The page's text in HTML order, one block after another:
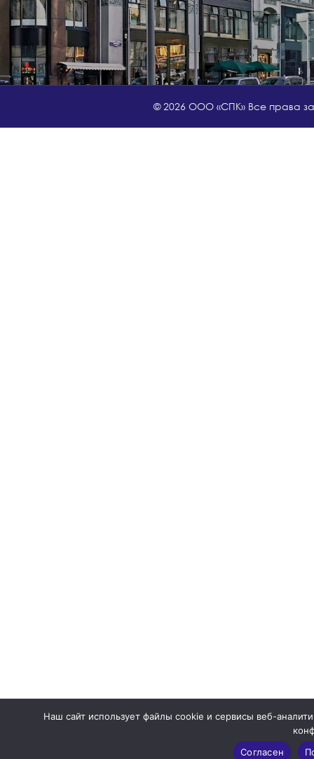
© 2026 ООО «СПК» Все права
Наш сайт использует файлы cookie и сервисы веб-
Согласен